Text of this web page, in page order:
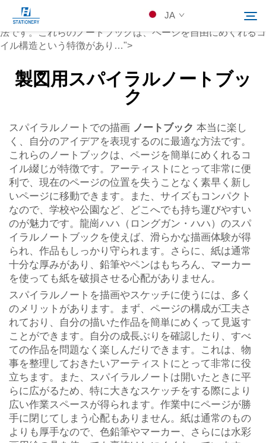
ノートブック
で描画するのは、とても楽しく、アイデアを表現する優れた方
法です。これらのノートブックは、ページを自由にめくれるコ
イル構造という特徴があり…">
JA
製品
カスタムソリューション
リソース
Kontakuto Us
検索
製図用スパイラルノートブッ
ク
スパイラルノートでの描画 ノートブック 本当に楽し
く、自分のアイデアを表現するのに最適な方法です。
これらのノートブックは、ページを簡単にめくれるコ
イル綴じが特徴です。アーティストにとって非常に便
利で、現在のページの位置を失うことなく素早く新し
いページに移動できます。また、サイズもコンパクト
なので、学校や公園など、どこへでも持ち運びやすい
のが魅力です。龍崗ハハ（ロングガン・ハハ）のスパ
イラルノートブックを使えば、滑らかな描画体験が得
られ、作品もしっかり守られます。さらに、紙は通常
十分な厚みがあり、鉛筆やペンはもちろん、マーカー
を使っても紙を破損させる心配がありません。
スパイラルノートを描画やスケッチに使うには、多く
のメリットがあります。まず、ページの構成が工夫さ
れており、自分の描いた作品を簡単にめくって見返す
ことができます。自分の成長ぶりを確認したり、すべ
ての作品を問題なく楽しんだりできます。これは、物
事を整理しておきたいアーティストにとって非常に役
立ちます。また、スパイラルノートは開いたときに平
らに広がるため、特に大きなスケッチをする際により
広い作業スペースが得られます。作業中にページが勝
手に閉じてしまう心配もありません。紙は通常のもの
よりも厚手なので、色鉛筆やマーカー、さらには水彩